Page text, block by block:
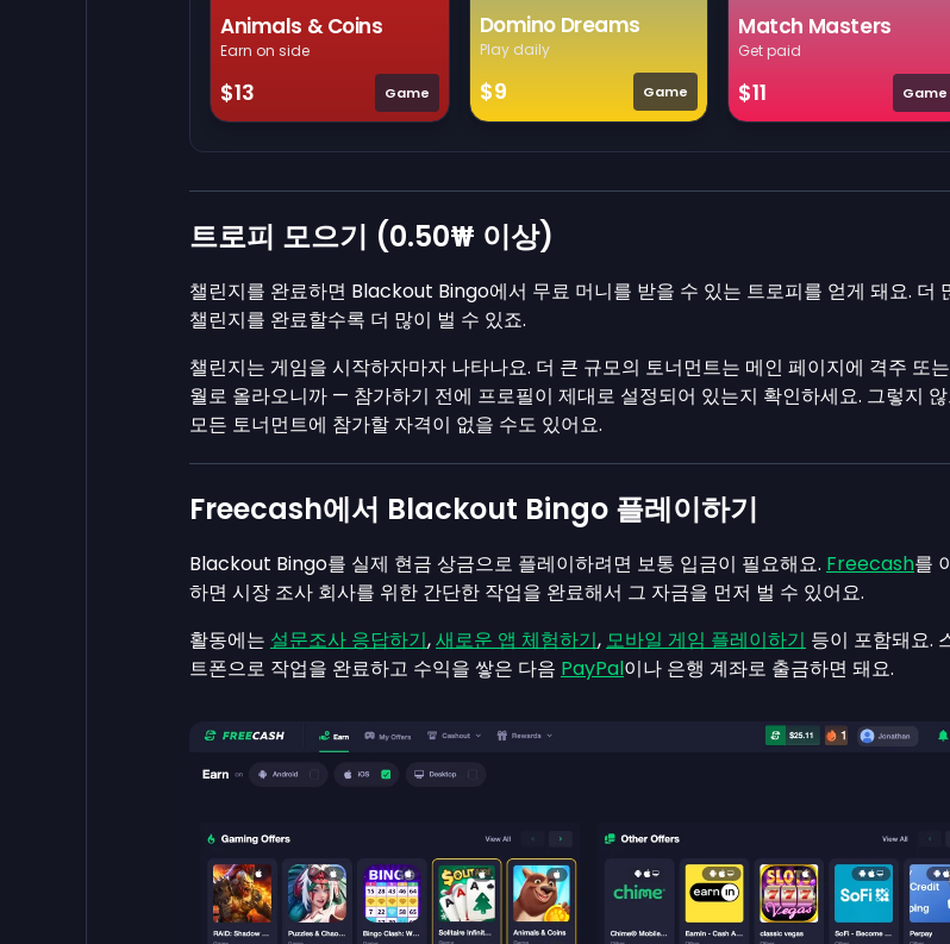
Animals & Coins
Earn on side
$13 Game
Domino Dreams
Play daily
$9 Game
Match Masters
Get paid
$11 Game
트로피 모으기 (0.50₩ 이상)
챌린지를 완료하면 Blackout Bingo에서 무료 머니를 받을 수 있는 트로피를 얻게 돼요. 더
챌린지를 완료할수록 더 많이 벌 수 있죠.
챌린지는 게임을 시작하자마자 나타나요. 더 큰 규모의 토너먼트는 메인 페이지에 격주 또
월로 올라오니까 — 참가하기 전에 프로필이 제대로 설정되어 있는지 확인하세요. 그렇지
모든 토너먼트에 참가할 자격이 없을 수도 있어요.
Freecash에서 Blackout Bingo 플레이하기
Blackout Bingo를 실제 현금 상금으로 플레이하려면 보통 입금이 필요해요. Freecash를
하면 시장 조사 회사를 위한 간단한 작업을 완료해서 그 자금을 먼저 벌 수 있어요.
활동에는 설문조사 응답하기,새로운 앱 체험하기, 모바일 게임 플레이하기 등이 포함돼요.
트폰으로 작업을 완료하고 수익을 쌓은 다음 PayPal이나 은행 계좌로 출금하면 돼요.